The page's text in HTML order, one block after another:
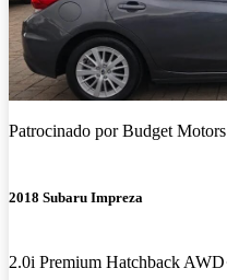
Patrocinado porBudget Motors
2018 Subaru Impreza
2.0i Premium Hatchback AWD